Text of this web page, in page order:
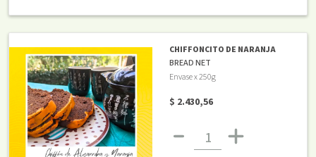
CHIFFONCITO DE NARANJA
BREAD NET
Envase x 250g
$ 2.430,56